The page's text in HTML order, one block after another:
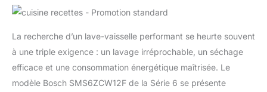
La recherche d’un lave-vaisselle performant se heurte souvent
à une triple exigence : un lavage irréprochable, un séchage
efficace et une consommation énergétique maîtrisée. Le
modèle Bosch SMS6ZCW12F de la Série 6 se présente